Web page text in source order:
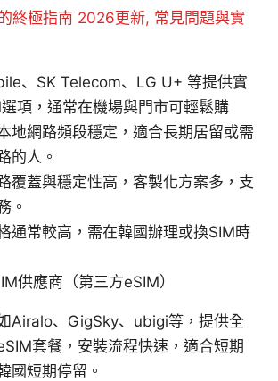
終極指南 2026更新, 常見問題與實
、SK Telecom、LG U+ 等提供實
項，通常在機場與門市可輕鬆購
地網路頻段穩定，適合長期居留或需
的人。
覆蓋與穩定性高，客製化方案多，支
。
通常較高，需在韓國辦理或換SIM時
供應商（第三方eSIM）
Airalo、GigSky、ubigi等，提供全
套餐，安裝流程快速，適合短期
國短期停留。